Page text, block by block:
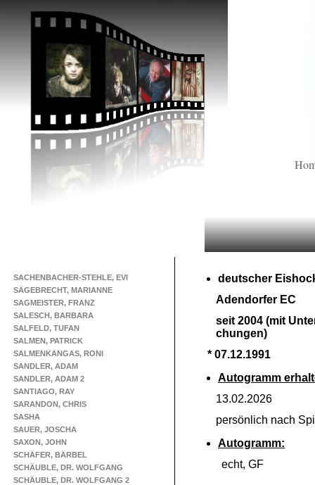
SACHENBACHER-STEHLE, EVI
SÄGEBRECHT, MARIANNE
SAGMEISTER, FRANZ
SALESCH, BARBARA
SALFELD, TUFAN
SALMEN, PATRICK
SALMENKANGAS, RONI
SANDLER, ADAM
SANDLER, ADAM 2
SANTIAGO, RAY
SARANDON, CHRIS
SASHA
SAUER, JOSCHA
SAXON, JOHN
SCHÄFER, BÄRBEL
SCHÄUBLE, DR. WOLFGANG
SCHÄUBLE, DR. WOLFGANG 2
deutscher
Adendorfer EC
seit 2004 (mit
chungen)
* 07.12.1991
Autogramm
13.02.2026
persönlich nach
Autogramm:
echt, GF